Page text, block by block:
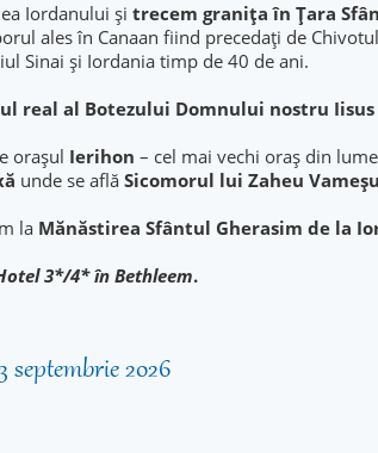
Iordanului și trecem granița în Țara
ales în Canaan fiind precedați de
Sinai și Iordania timp de 40 de ani.
real al Botezului Domnului nostru
oraşul Ierihon – cel mai vechi oraş din
unde se află Sicomorul lui Zaheu
la Mănăstirea Sfântul Gherasim de la
3*/4* în Bethleem.
septembrie 2026